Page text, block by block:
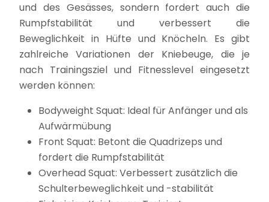
und des Gesässes, sondern fordert auch die
Rumpfstabilität und verbessert die
Beweglichkeit in Hüfte und Knöcheln. Es gibt
zahlreiche Variationen der Kniebeuge, die je
nach Trainingsziel und Fitnesslevel eingesetzt
werden können:
Bodyweight Squat: Ideal für Anfänger und als
Aufwärmübung
Front Squat: Betont die Quadrizeps und
fordert die Rumpfstabilität
Overhead Squat: Verbessert zusätzlich die
Schulterbeweglichkeit und -stabilität